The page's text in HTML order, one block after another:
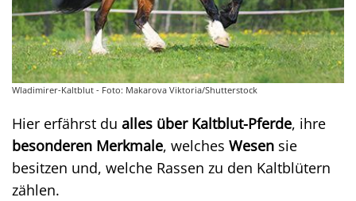
Wladimirer-Kaltblut - Foto: Makarova Viktoria/Shutterstock
Hier erfährst du alles über Kaltblut-Pferde, ihre
besonderen Merkmale, welches Wesen sie
besitzen und, welche Rassen zu den Kaltblütern
zählen.